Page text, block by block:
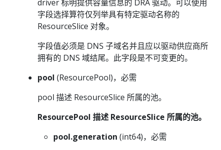
driver 标明提供容量信息的 DRA 驱动。可以使用
字段选择算符仅列举具有特定驱动名称的
ResourceSlice 对象。
字段值必须是 DNS 子域名并且应以驱动供应商所
拥有的 DNS 域结尾。此字段是不可变更的。
pool (ResourcePool)，必需
pool 描述 ResourceSlice 所属的池。
ResourcePool 描述 ResourceSlice 所属的池。
pool.generation (int64)，必需